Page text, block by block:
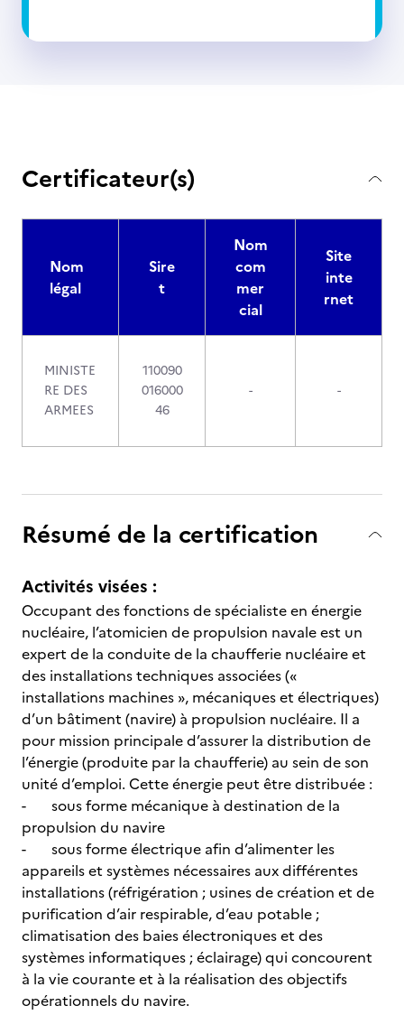
Certificateur(s)
Nom
légal
Sire
t
Nom
com
mer
cial
Site
inte
rnet
MINISTE
RE DES
ARMEES
110090
016000
46
- -
Résumé de la certification
Activités visées :
Occupant des fonctions de spécialiste en énergie
nucléaire, l’atomicien de propulsion navale est un
expert de la conduite de la chaufferie nucléaire et
des installations techniques associées («
installations machines », mécaniques et électriques)
d’un bâtiment (navire) à propulsion nucléaire. Il a
pour mission principale d’assurer la distribution de
l’énergie (produite par la chaufferie) au sein de son
unité d’emploi. Cette énergie peut être distribuée :
- sous forme mécanique à destination de la
propulsion du navire
- sous forme électrique afin d’alimenter les
appareils et systèmes nécessaires aux différentes
installations (réfrigération ; usines de création et de
purification d’air respirable, d’eau potable ;
climatisation des baies électroniques et des
systèmes informatiques ; éclairage) qui concourent
à la vie courante et à la réalisation des objectifs
opérationnels du navire.